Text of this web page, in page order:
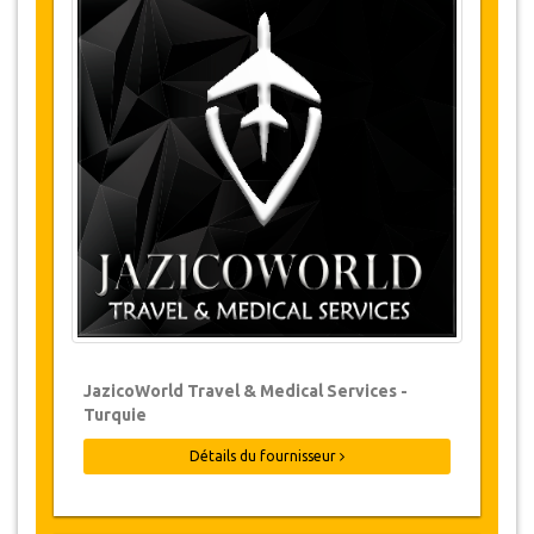
Détails du Tour
Musée d'Ayasofya
Palais Ataturk
Poztepe
Lac Sera
Vallée d'Altindere
Grotte de Karaca
Monastère de Sumela
Modifications & Politique d'annulation
Des modifications aux réservations
donné. Veuillez nous contacter pour plus
d'informations.
Pour toute annulation, au moins 3 jours à
l'avance il n'y aura pas de frais même si la
JazicoWorld Travel & Medical Services -
Turquie
Détails du fournisseur